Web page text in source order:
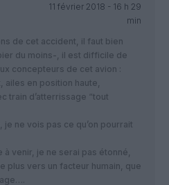
11 février 2018 - 16 h 29
min
de cet accident, il faut bien
du moins-, il est difficile de
concepteurs de cet avion :
en position haute,
train d’atterrissage “tout
ne vois pas ce qu’on pourrait
à venir, je ne serai pas étonné,
plus vers un facteur humain, que